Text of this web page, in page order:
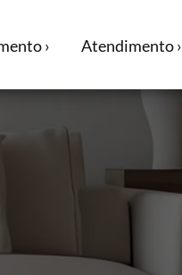
› Atendimento ›